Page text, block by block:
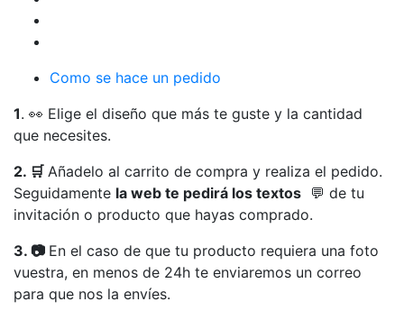
Como se hace un pedido
1. 👀 Elige el diseño que más te guste y la cantidad
que necesites.
2. 🛒 Añadelo al carrito de compra y realiza el pedido.
Seguidamente la web te pedirá los textos 💬 de tu
invitación o producto que hayas comprado.
3. 📷 En el caso de que tu producto requiera una foto
vuestra, en menos de 24h te enviaremos un correo
para que nos la envíes.